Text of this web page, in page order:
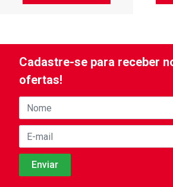
Cadastre-se para receber
ofertas!